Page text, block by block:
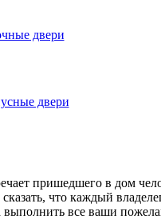
двери
двери
пришедшего в дом
что каждый
выполнить все ваши